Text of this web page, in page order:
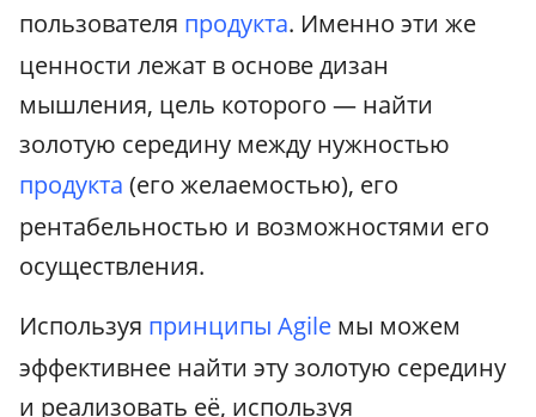
пользователя продукта. Именно эти же
ценности лежат в основе дизан
мышления, цель которого — найти
золотую середину между нужностью
продукта (его желаемостью), его
рентабельностью и возможностями его
осуществления.
Используя принципы Agile мы можем
эффективнее найти эту золотую середину
и реализовать её, используя